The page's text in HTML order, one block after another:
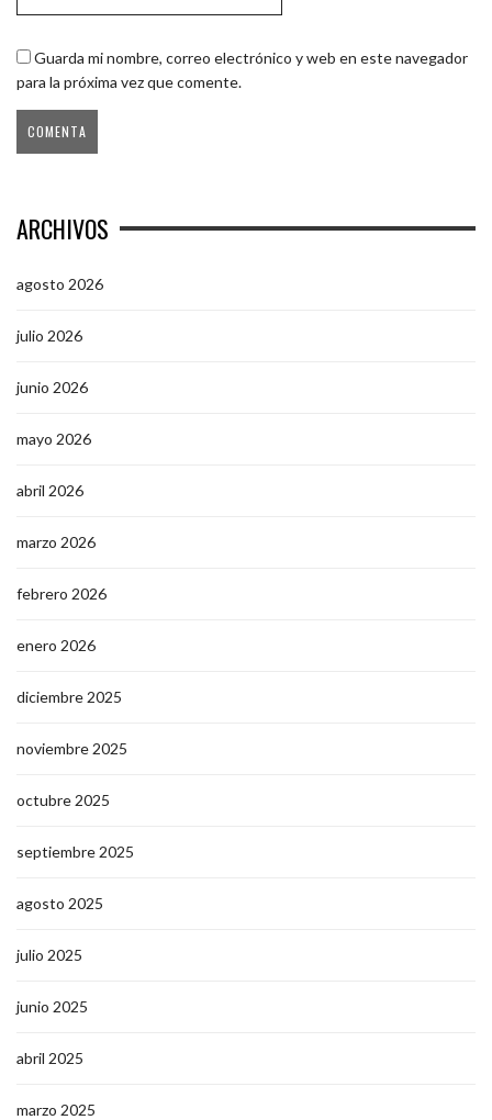
Guarda mi nombre, correo electrónico y web en este navegador
para la próxima vez que comente.
ARCHIVOS
agosto 2026
julio 2026
junio 2026
mayo 2026
abril 2026
marzo 2026
febrero 2026
enero 2026
diciembre 2025
noviembre 2025
octubre 2025
septiembre 2025
agosto 2025
julio 2025
junio 2025
abril 2025
marzo 2025